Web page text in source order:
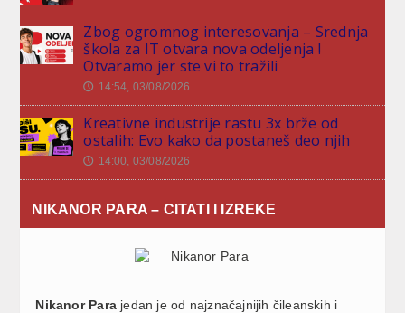
Zbog ogromnog interesovanja – Srednja
škola za IT otvara nova odeljenja !
Otvaramo jer ste vi to tražili
🕔 14:54, 03/08/2026
Kreativne industrije rastu 3x brže od
ostalih: Evo kako da postaneš deo njih
🕔 14:00, 03/08/2026
NIKANOR PARA – CITATI I IZREKE
Nikanor Parajedan je od najznačajnijih čileanskih i